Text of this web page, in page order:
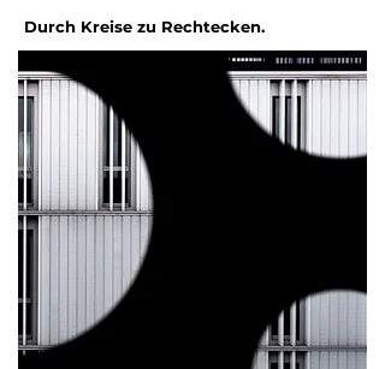
Durch Kreise zu Rechtecken.